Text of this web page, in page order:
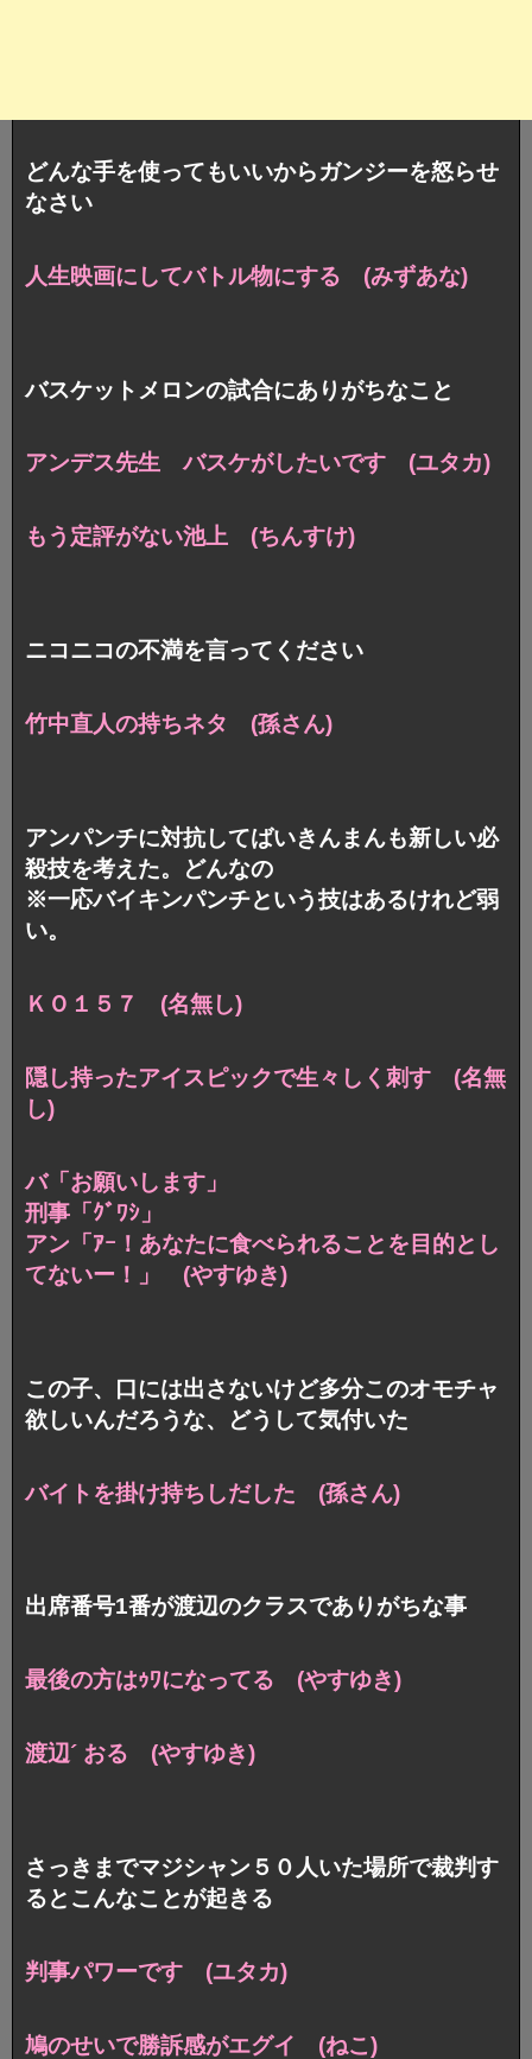
どんな手を使ってもいいからガンジーを怒らせ
なさい
人生映画にしてバトル物にする (みずあな)
バスケットメロンの試合にありがちなこと
アンデス先生 バスケがしたいです (ユタカ)
もう定評がない池上 (ちんすけ)
ニコニコの不満を言ってください
竹中直人の持ちネタ (孫さん)
アンパンチに対抗してばいきんまんも新しい必
殺技を考えた。どんなの
※一応バイキンパンチという技はあるけれど弱
い。
ＫＯ１５７ (名無し)
隠し持ったアイスピックで生々しく刺す (名無
し)
バ「お願いします」
刑事「ｸﾞﾜｼ」
アン「ｱｰ！あなたに食べられることを目的とし
てないー！」 (やすゆき)
この子、口には出さないけど多分このオモチャ
欲しいんだろうな、どうして気付いた
バイトを掛け持ちしだした (孫さん)
出席番号1番が渡辺のクラスでありがちな事
最後の方はｩﾜになってる (やすゆき)
渡辺´ おる (やすゆき)
さっきまでマジシャン５０人いた場所で裁判す
るとこんなことが起きる
判事パワーです (ユタカ)
鳩のせいで勝訴感がエグイ (ねこ)